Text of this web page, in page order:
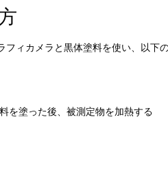
フィカメラと黒体塗料を使い、以下
を塗った後、被測定物を加熱する